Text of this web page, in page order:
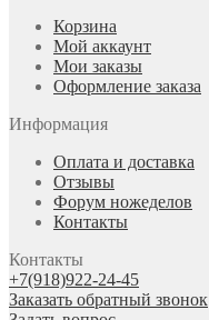
Корзина
Мой аккаунт
Мои заказы
Оформление заказа
Информация
Оплата и доставка
Отзывы
Форум ножеделов
Контакты
Контакты
+7(918)922-24-45
Заказать обратный звонок